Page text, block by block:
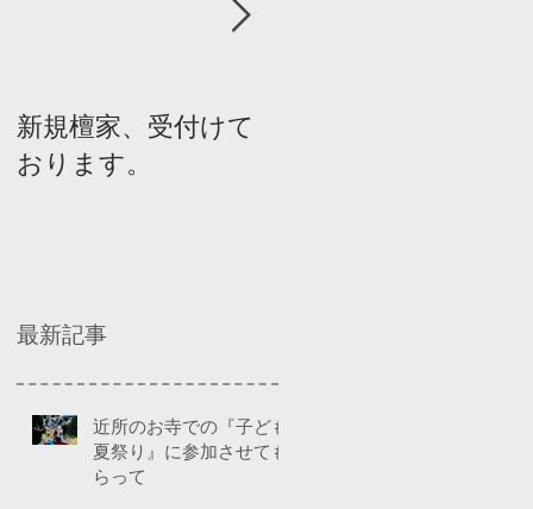
新規檀家、受付けて
おります。
最新記事
近所のお寺での『子ども
夏祭り』に参加させても
らって